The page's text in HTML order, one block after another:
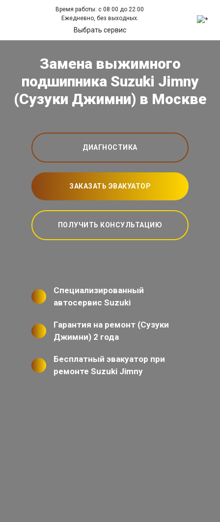
Время работы: с 08:00 до 22:00
Ежедневно, без выходных.
Выбрать сервис
Замена выжимного
подшипника Suzuki Jimny
(Сузуки Джимни) в Москве
ДИАГНОСТИКА
ЗАКАЗАТЬ ЭВАКУАТОР
ПОЛУЧИТЬ КОНСУЛЬТАЦИЮ
Специализированный
автосервис Suzuki
Гарантия на ремонт (Сузуки
Джимни) 2 года
Бесплатный эвакуатор при
ремонте Suzuki Jimny